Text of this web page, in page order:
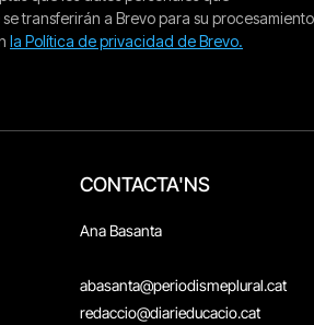
CONTACTA'NS
Ana Basanta
abasanta@periodismeplural.cat
redaccio@diarieducacio.cat